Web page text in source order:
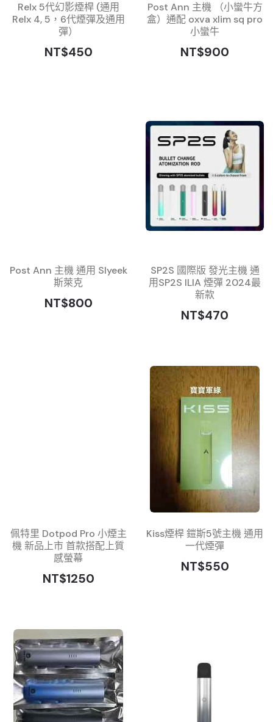
Relx 5代幻影煙桿 (通用
Relx 4, 5，6代煙彈及通用
彈）
NT$450
Post Ann 主機 （小蠻牛方
盒）通配 oxva xlim sq pro
小蠻牛
NT$900
Post Ann 主機 通用 Slyeek
斯萊克
NT$800
SP2S 國際版 發光主機 通
用SP2S ILIA 煙彈 2024最
新款
NT$470
佩特里 Dotpod Pro 小煙主
機 新品上市 首款搭配上質
感螢幕
NT$1250
Kiss煙桿 鎧斯5號主機 通用
一代煙彈
NT$550